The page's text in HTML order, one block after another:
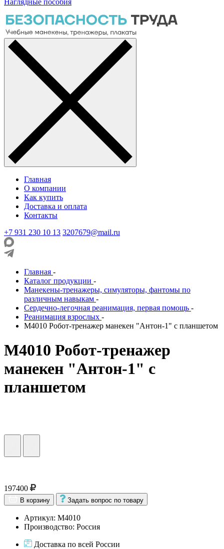
Наглядные пособия
Главная
О компании
Как купить
Доставка и оплата
Контакты
+7 931 230 10 13 3207679@mail.ru
Главная -
Каталог продукции -
Манекены-тренажеры, симуляторы, фантомы по
различным навыкам -
Сердечно-легочная реанимация, первая помощь -
Реанимация взрослых -
М4010 Робот-тренажер манекен "Антон-1" с планшетом
М4010 Робот-тренажер
манекен "Антон-1" с
планшетом
197400
В корзину Задать вопрос по товару
Артикул: M4010
Производство: Россия
Доставка по всей России